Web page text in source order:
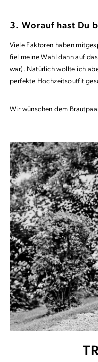
3. Worauf hast Du
Viele Faktoren haben
fiel meine Wahl dann auf
war). Natürlich wollte ich
perfekte Hochzeitsoutfit
Wir wünschen dem